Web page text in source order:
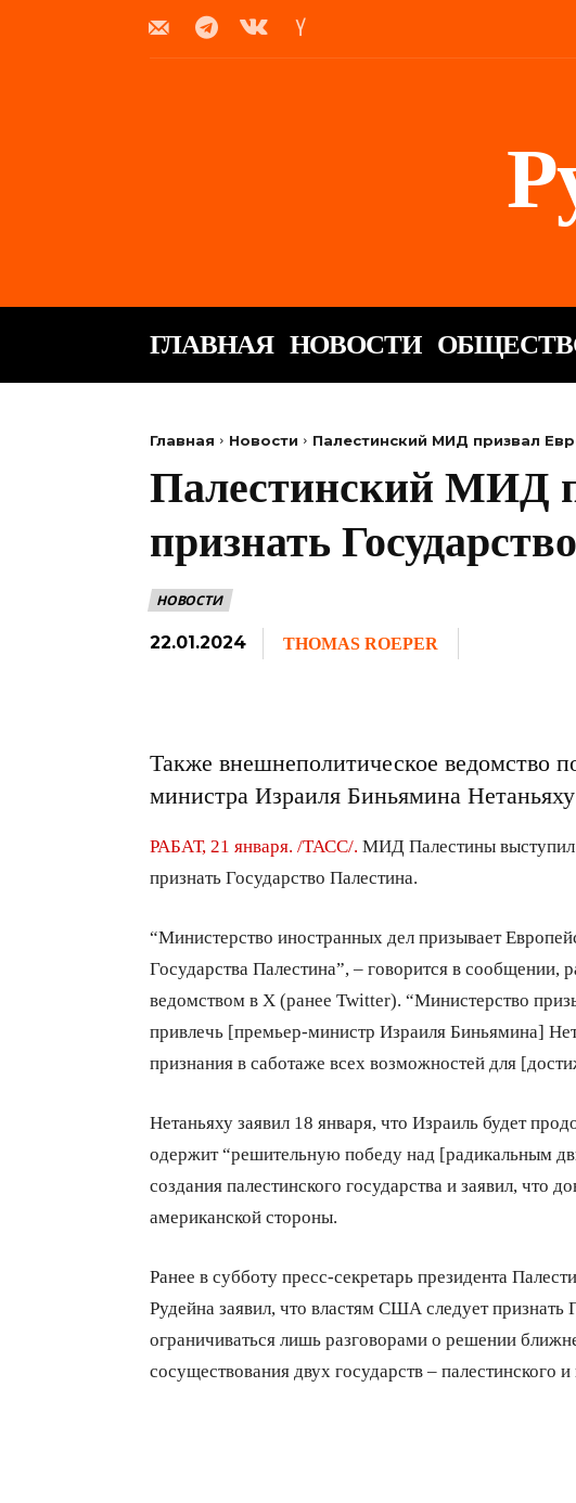
ГЛАВНАЯ НОВОСТИ
Главная Новости Палестинский МИД призвал
Палестинский МИД
признать
НОВОСТИ
22.01.2024 THOMAS ROEPER
Также внешнеполитическое ведомство
министра Израиля Биньямина Нетаньяху
РАБАТ, 21 января. /ТАСС/. МИД Палестины выступил
признать Государство Палестина.
“Министерство иностранных дел призывает
Государства Палестина”, – говорится в
ведомством в Х (ранее Twitter). “Министерство
привлечь [премьер-министр Израиля Биньямина]
признания в саботаже всех возможностей для
Нетаньяху заявил 18 января, что Израиль будет
одержит “решительную победу над [радикальным
создания палестинского государства и заявил, что
американской стороны.
Ранее в субботу пресс-секретарь президента
Рудейна заявил, что властям США следует признать
ограничиваться лишь разговорами о решении
сосуществования двух государств – палестинского и